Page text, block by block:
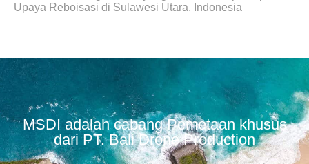
Upaya Reboisasi di Sulawesi Utara, Indonesia
MSDI adalah cabang Pemetaan khusus
dari PT. Bali Drone Production